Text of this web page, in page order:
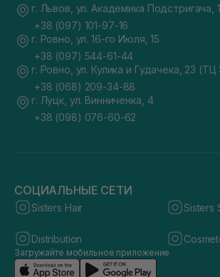
г. Львов, ул. Академика Подстригача,
+38 (097) 101-97-16
г. Ровно, ул. 16-го Июля, 15
+38 (097) 544-61-44
г. Ровно, ул. Кулика и Гудачека, 23
+38 (068) 209-34-88
г. Луцк, ул. Винниченка, 4
+38 (098) 076-60-62
СОЦИАЛЬНЫЕ СЕТИ
Sisters Hair Sisters
Distribution
Загружайте мобильное приложение